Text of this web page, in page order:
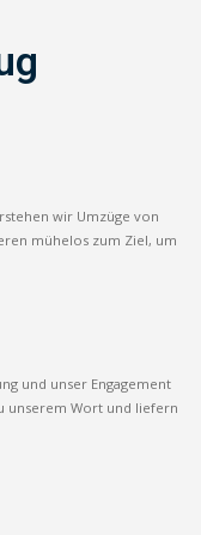
wir Umzüge von
mühelos zum Ziel, um
und unser Engagement
unserem Wort und liefern